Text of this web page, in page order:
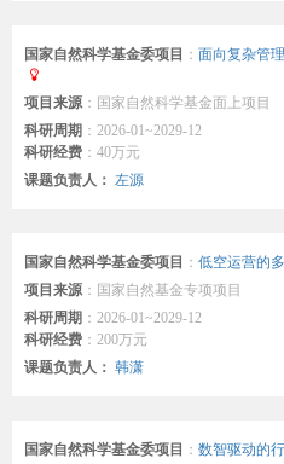
国家自然科学基金委项目 ： 面向复杂管
项目来源： 国家自然科学基金面上项目
科研周期 ： 2026-01~2029-12
科研经费 ： 40万元
课题负责人： 左源
国家自然科学基金委项目 ： 低空运营的
项目来源： 国家自然基金专项项目
科研周期 ： 2026-01~2029-12
科研经费 ： 200万元
课题负责人： 韩潇
国家自然科学基金委项目 ： 数智驱动的